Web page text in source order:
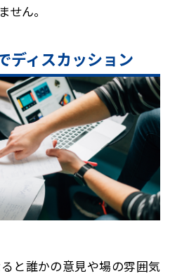
せん。
ディスカッション
と誰かの意見や場の雰囲気